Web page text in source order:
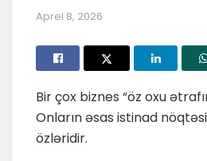
Aprel 8, 2026
Bir çox biznes “öz oxu
Onların əsas istinad
özləridir.